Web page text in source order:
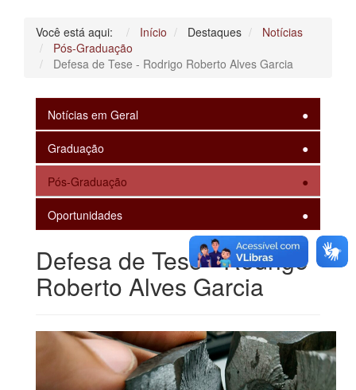
Você está aqui: Início Destaques
Notícias
Pós-Graduação
Defesa de Tese - Rodrigo Roberto Alves Garcia
Notícias em Geral
Graduação
Pós-Graduação
Oportunidades
Defesa de Tese - Rodrigo
Roberto Alves Garcia